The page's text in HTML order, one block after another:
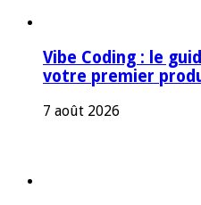
Vibe Coding : le
votre premier
7 août 2026